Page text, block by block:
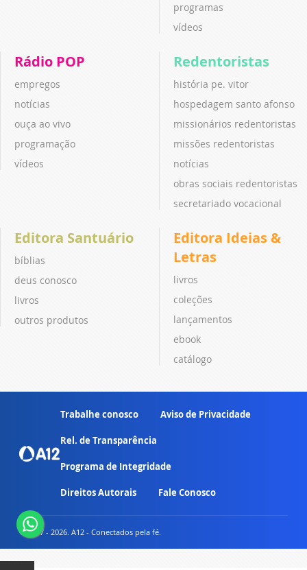
programas
vídeos
Rádio POP
empregos
notícias
ouça ao vivo
programação
vídeos
Redentoristas
história pe. vitor
hospedagem santo afonso
missionários redentoristas
missões redentoristas
notícias
obras sociais redentoristas
secretariado vocacional
Editora Santuário
bíblias
deus conosco
livros
outros produtos
Editora Ideias &
Letras
livros
coleções
lançamentos
ebook
catálogo
Trabalhe conosco Aviso de Privacidade
Rel. de Transparência
Programa de Integridade
Direitos Autorais Fale Conosco
© 2007 - 2026. A12 - Conectados pela fé.